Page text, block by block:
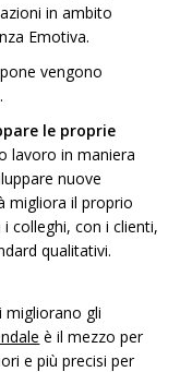
in ambito
Emotiva.
vengono
le proprie
lavoro in maniera
nuove
migliora il proprio
colleghi, con i clienti,
qualitativi.
migliorano gli
è il mezzo per
e più precisi per